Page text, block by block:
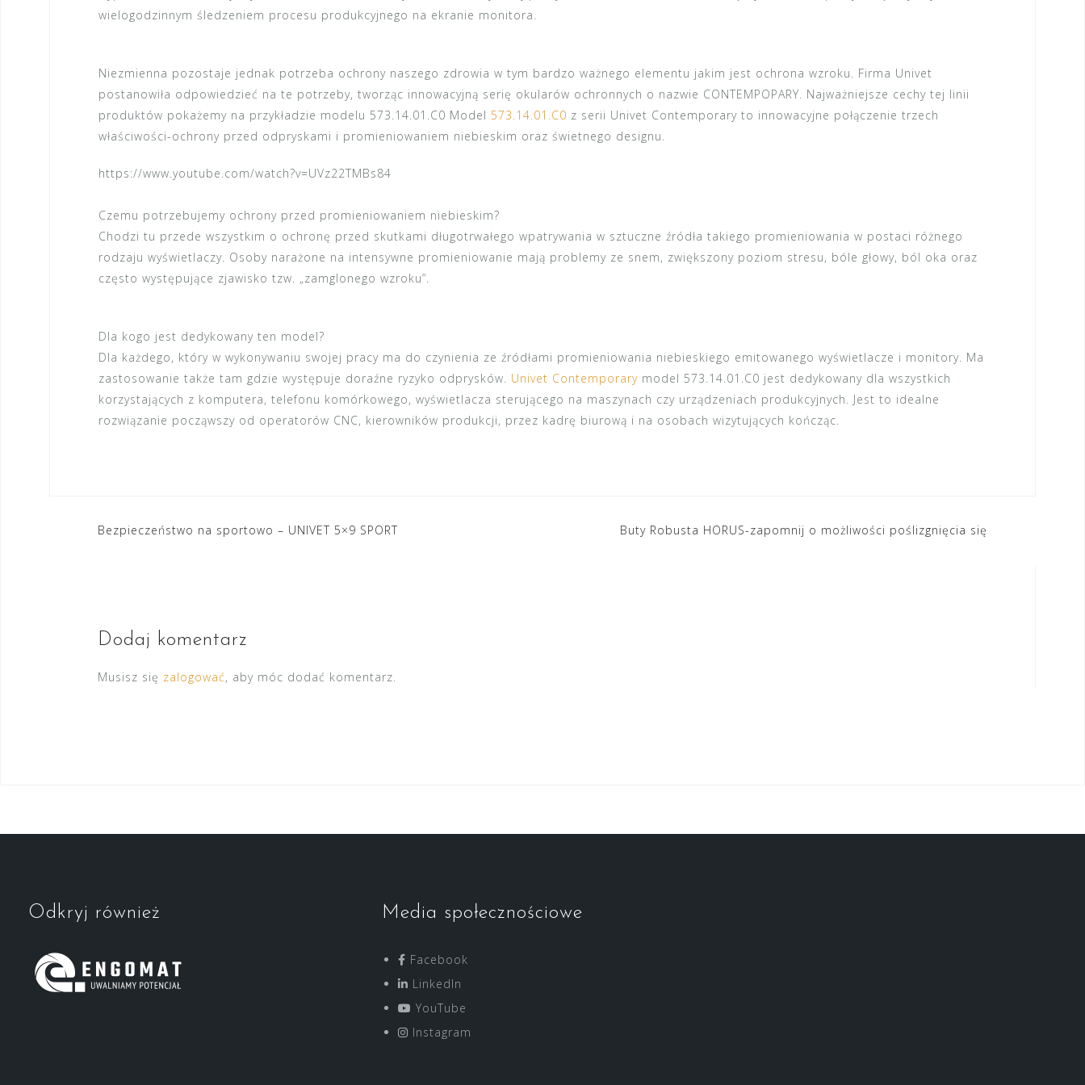
wielogodzinnym śledzeniem procesu produkcyjnego na ekranie monitora.
Niezmienna pozostaje jednak potrzeba ochrony naszego zdrowia w tym bardzo ważnego elementu jakim jest ochrona wzroku. Firma Univet
postanowiła odpowiedzieć na te potrzeby, tworząc innowacyjną serię okularów ochronnych o nazwie CONTEMPOPARY. Najważniejsze cechy tej linii
produktów pokażemy na przykładzie modelu 573.14.01.C0 Model 573.14.01.C0 z serii Univet Contemporary to innowacyjne połączenie trzech
właściwości-ochrony przed odpryskami i promieniowaniem niebieskim oraz świetnego designu.
https://www.youtube.com/watch?v=UVz22TMBs84
Czemu potrzebujemy ochrony przed promieniowaniem niebieskim?
Chodzi tu przede wszystkim o ochronę przed skutkami długotrwałego wpatrywania w sztuczne źródła takiego promieniowania w postaci różnego
rodzaju wyświetlaczy. Osoby narażone na intensywne promieniowanie mają problemy ze snem, zwiększony poziom stresu, bóle głowy, ból oka oraz
często występujące zjawisko tzw. „zamglonego wzroku”.
Dla kogo jest dedykowany ten model?
Dla każdego, który w wykonywaniu swojej pracy ma do czynienia ze źródłami promieniowania niebieskiego emitowanego wyświetlacze i monitory. Ma
zastosowanie także tam gdzie występuje doraźne ryzyko odprysków. Univet Contemporary model 573.14.01.C0 jest dedykowany dla wszystkich
korzystających z komputera, telefonu komórkowego, wyświetlacza sterującego na maszynach czy urządzeniach produkcyjnych. Jest to idealne
rozwiązanie począwszy od operatorów CNC, kierowników produkcji, przez kadrę biurową i na osobach wizytujących kończąc.
Nawigacja
Bezpieczeństwo na sportowo – UNIVET 5×9 SPORT Buty Robusta HORUS-zapomnij o możliwości poślizgnięcia się
Dodaj komentarz
Musisz się zalogować, aby móc dodać komentarz.
Odkryj również Media społecznościowe
Facebook
LinkedIn
YouTube
Instagram